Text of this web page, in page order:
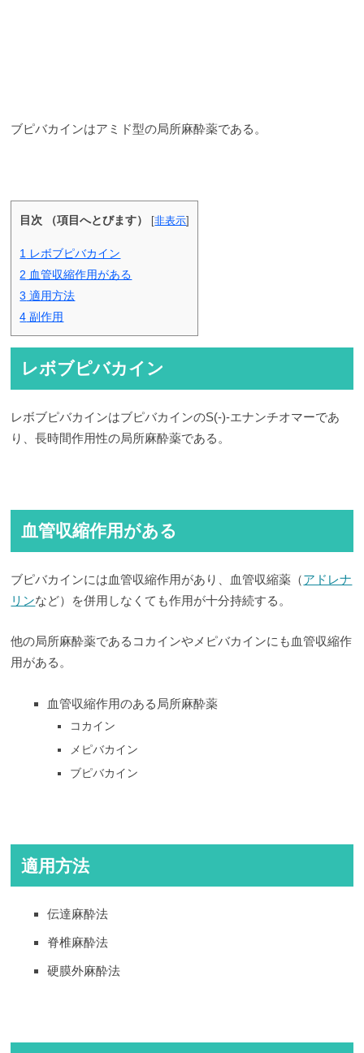
ブピバカインはアミド型の局所麻酔薬である。
目次 （項目へとびます） [非表示]
1 レボブピバカイン
2 血管収縮作用がある
3 適用方法
4 副作用
レボブピバカイン
レボブピバカインはブピバカインのS(-)-エナンチオマーであ
り、長時間作用性の局所麻酔薬である。
血管収縮作用がある
ブピバカインには血管収縮作用があり、血管収縮薬（アドレナ
リンなど）を併用しなくても作用が十分持続する。
他の局所麻酔薬であるコカインやメピバカインにも血管収縮作
用がある。
血管収縮作用のある局所麻酔薬
コカイン
メピバカイン
ブピバカイン
適用方法
伝達麻酔法
脊椎麻酔法
硬膜外麻酔法